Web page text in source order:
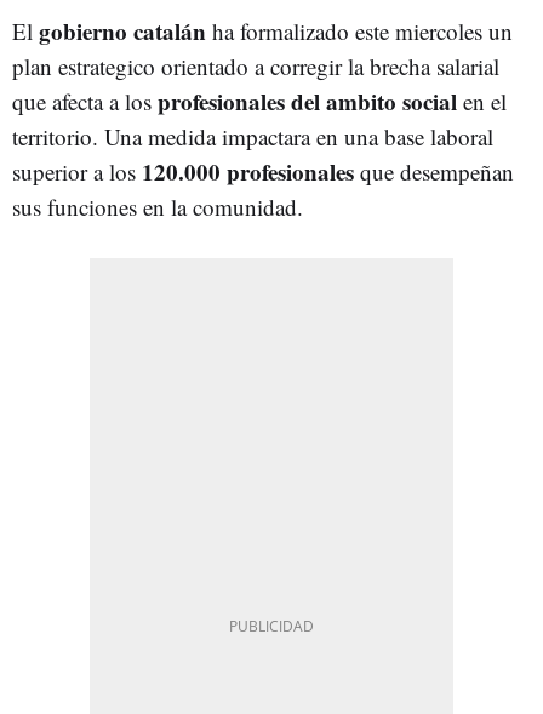
El gobierno catalán ha formalizado este miercoles un
plan estrategico orientado a corregir la brecha salarial
que afecta a los profesionales del ambito social en el
territorio. Una medida impactara en una base laboral
superior a los 120.000 profesionales que desempeñan
sus funciones en la comunidad.